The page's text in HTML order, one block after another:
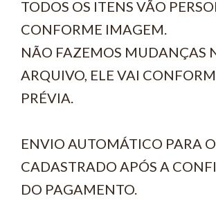
TODOS OS ITENS VÃO
CONFORME IMAGEM.
NÃO FAZEMOS MUDANÇAS
ARQUIVO, ELE VAI
PRÉVIA.
ENVIO AUTOMÁTICO PARA
CADASTRADO APÓS A
DO PAGAMENTO.